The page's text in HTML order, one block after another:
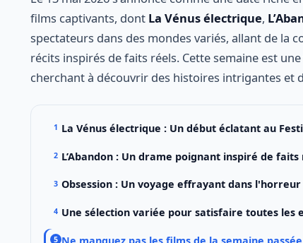
films captivants, dont La Vénus électrique,
spectateurs dans des mondes variés, allant de la
récits inspirés de faits réels. Cette semaine est
cherchant à découvrir des histoires intrigantes et
La Vénus électrique : Un début éclatant au
L’Abandon : Un drame poignant inspiré de faits
Obsession : Un voyage effrayant dans l'horreur
Une sélection variée pour satisfaire toutes les